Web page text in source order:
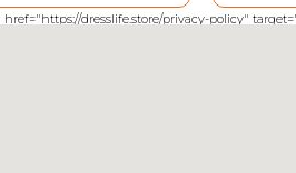
href="https://dresslife.store/privacy-policy"